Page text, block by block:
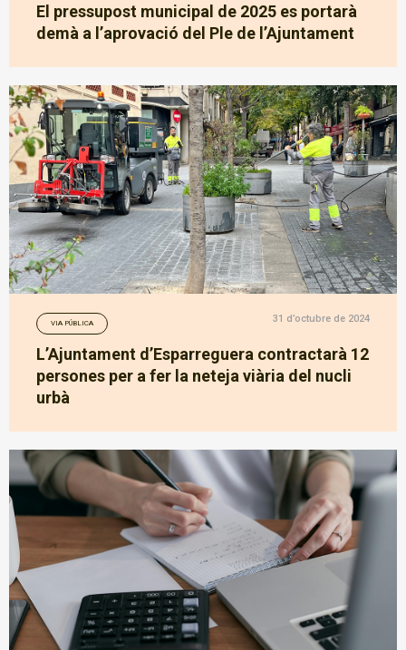
El pressupost municipal de 2025 es portarà
demà a l’aprovació del Ple de l’Ajuntament
VIA PÚBLICA 31 d’octubre de 2024
L’Ajuntament d’Esparreguera contractarà 12
persones per a fer la neteja viària del nucli
urbà